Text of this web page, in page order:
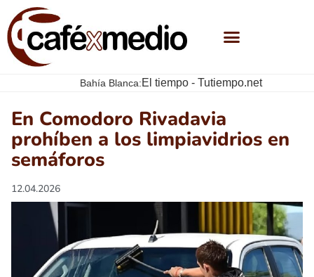
Bahía Blanca:El tiempo - Tutiempo.net
En Comodoro Rivadavia
prohíben a los limpiavidrios en
semáforos
12.04.2026